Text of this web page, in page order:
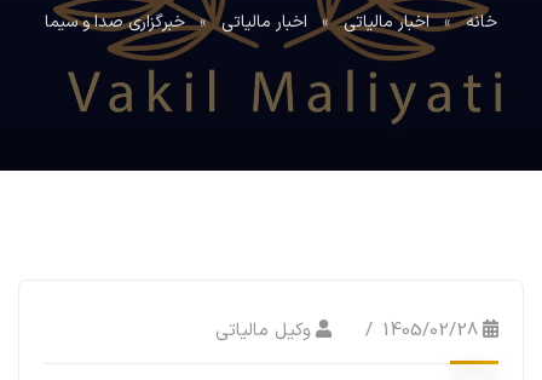
خانه » اخبار مالیاتی » اخبار مالیاتی » خبرگزاری صدا و سیما
1405/02/28 وکیل مالیاتی